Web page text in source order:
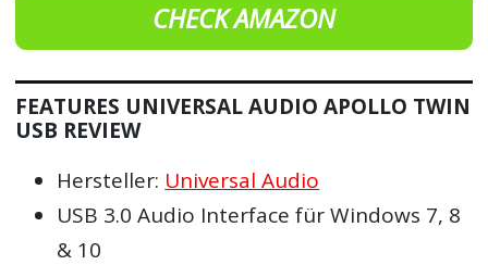
CHECK AMAZON
FEATURES UNIVERSAL AUDIO APOLLO TWIN
USB REVIEW
Hersteller: Universal Audio
USB 3.0 Audio Interface für Windows 7, 8
& 10